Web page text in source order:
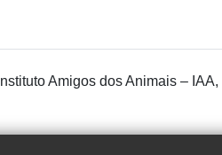
Instituto Amigos dos Animais –